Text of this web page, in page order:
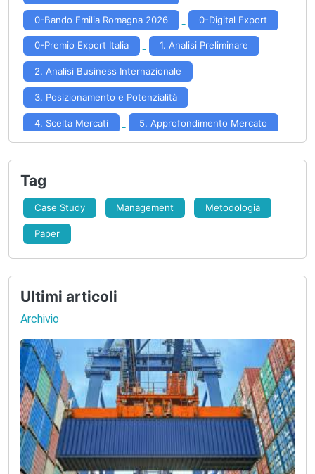
0-Bando Emilia Romagna 2026 0-Digital Export
0-Premio Export Italia 1. Analisi Preliminare
2. Analisi Business Internazionale
3. Posizionamento e Potenzialità
4. Scelta Mercati 5. Approfondimento Mercato
7. Implementazione Strategia
8. Controllo Risultati
Tag
Case Study Management Metodologia
Paper
Ultimi articoli
Archivio